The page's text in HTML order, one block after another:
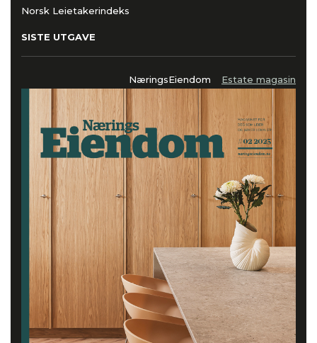
Norsk Leietakerindeks
SISTE UTGAVE
NæringsEiendom Estate magasin